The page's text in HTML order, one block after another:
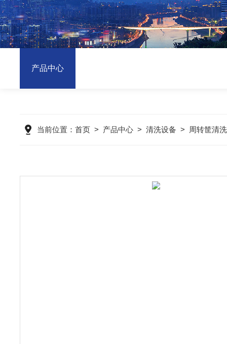
产品中心
当前位置： 首页 > 产品中心 > 清洗设备 > 周转筐清